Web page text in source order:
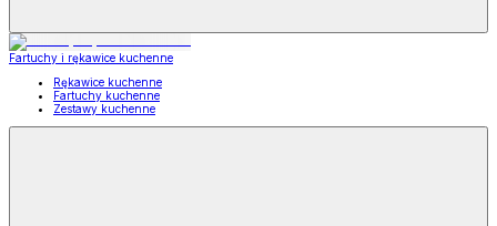
Fartuchy i rękawice kuchenne
Rękawice kuchenne
Fartuchy kuchenne
Zestawy kuchenne